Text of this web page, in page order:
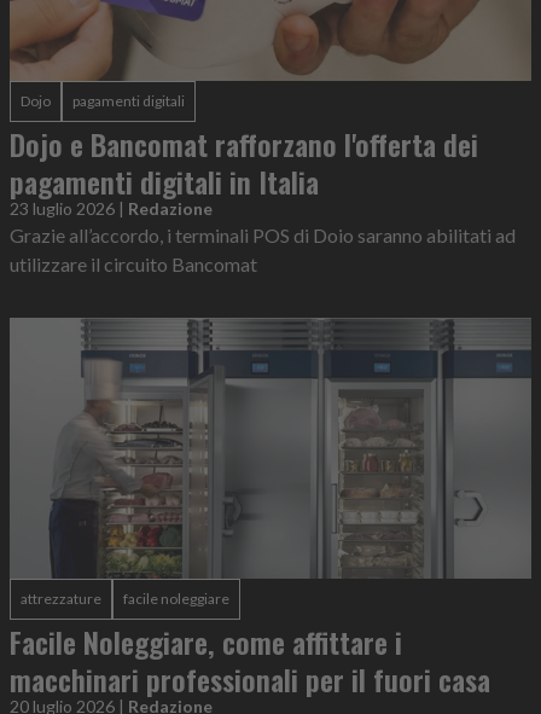
Dojo pagamenti digitali
Dojo e Bancomat rafforzano l'offerta dei
pagamenti digitali in Italia
23 luglio 2026 | Redazione
Grazie all’accordo, i terminali POS di Doio saranno abilitati ad
utilizzare il circuito Bancomat
attrezzature facile noleggiare
Facile Noleggiare, come affittare i
macchinari professionali per il fuori casa
20 luglio 2026 | Redazione